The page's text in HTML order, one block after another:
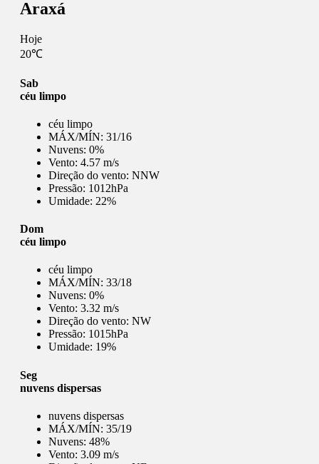
Araxá
Hoje
20℃
Sab
céu limpo
céu limpo
MÁX/MÍN: 31/16
Nuvens: 0%
Vento: 4.57 m/s
Direção do vento: NNW
Pressão: 1012hPa
Umidade: 22%
Dom
céu limpo
céu limpo
MÁX/MÍN: 33/18
Nuvens: 0%
Vento: 3.32 m/s
Direção do vento: NW
Pressão: 1015hPa
Umidade: 19%
Seg
nuvens dispersas
nuvens dispersas
MÁX/MÍN: 35/19
Nuvens: 48%
Vento: 3.09 m/s